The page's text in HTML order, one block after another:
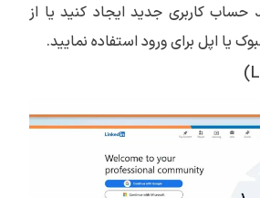
می‌توانید در Jora حساب کاربری جدید ایجاد کنید یا از
یا اپل برای ورود استفاده نمایید.